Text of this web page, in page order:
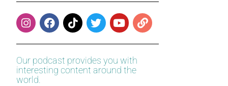
Our podcast provides you with
interesting content around the
world.